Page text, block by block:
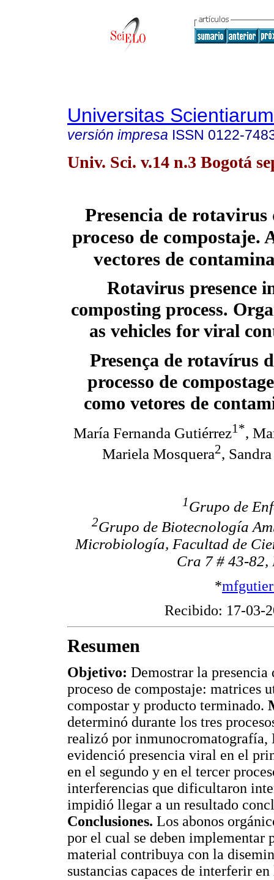
Universitas Scientiarum
versión impresa ISSN 0122-
Univ. Sci. v.14 n.3 Bogotá
Presencia de
proceso de compostaje.
vectores de
Rotavirus presence
composting process.
as vehicles for viral
Presença de rotavírus
processo de
como vetores de
María Fernanda Gutiérrez1*,
Mariela Mosquera2,
1Grupo de
2Grupo de Biotecnología
Microbiología, Facultad de
Cra 7 # 43-82,
*
Recibido: 17-03-
Resumen
Objetivo: Demostrar la presencia
proceso de compostaje: matrices
compostar y producto terminado.
determinó durante los tres
realizó por
evidenció presencia viral en el
en el segundo y en el tercer
interferencias que dificultaron
impidió llegar a un resultado
Conclusiones. Los abonos
por el cual se deben implementar
material contribuya con la
sustancias capaces de interferir